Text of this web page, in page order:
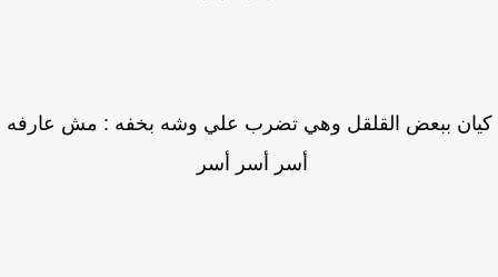
ببعض القلقل وهي تضرب علي وشه بخفه : مش عارفه
أسر أسر أسر